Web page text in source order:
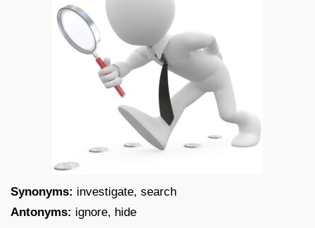
Synonyms: investigate, search
Antonyms: ignore, hide